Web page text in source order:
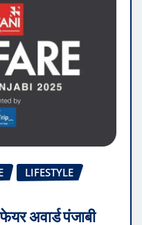
LIFESTYLE
अवार्ड पंजाबी